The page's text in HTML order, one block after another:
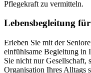
Pflegekraft zu vermitteln.
Lebensbegleitung
Erleben Sie mit der
einfühlsame Begleitung in
Sie nicht nur Gesellschaft,
Organisation Ihres Alltags